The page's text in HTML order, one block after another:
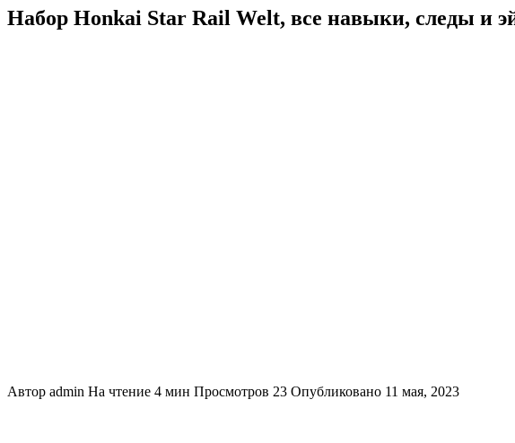
Набор Honkai Star Rail Welt, все навыки, следы и
Автор admin На чтение 4 мин Просмотров 23 Опубликовано 11 мая, 2023